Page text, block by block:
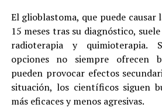
El glioblastoma, que puede
15 meses tras su diagnóstico,
radioterapia y quimioterapia.
opciones no siempre ofrecen
pueden provocar efectos
situación, los científicos siguen
más eficaces y menos agresivas.